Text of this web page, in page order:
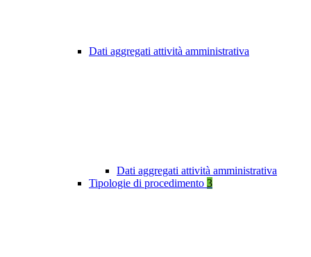
Dati aggregati attività amministrativa
Dati aggregati attività amministrativa
Tipologie di procedimento 3